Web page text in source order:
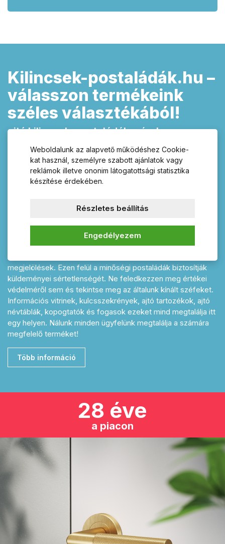
Kilincsek-postaládák.hu –
válasszon termékeink
széles választékából!
ajtó kilincsek, postaládák, zárak,
fogantyúk és lakatpántok
Kínálatunkban talál széles választékban megfelelő kilincset
műanyag kilincs hosszúcímes vagy rozettás kivitelben, nem
minden szükséges kiegészítőt és tartozékot a megálmodott
otthonához. Házát tökéletesen kiegészítik majd a különböző
megjelölések. Ezen felül a minőségi postaládák biztosítják
küldeményei sértetlenségét. Ne feledkezzen meg értékei
védelméről sem és tekintse meg az általunk kínált széfeket.
Információs vitrinek, kulcsszekrények, ajtó tartozékok, ajtó
névtáblák, kopogtatók és fogasok ezeket mind megtalálja itt
egy helyen. Nálunk minden ügyfelünk megtalálja a számára
megfelelő terméket!
Több információ
28 éve
a piacon
Weboldalunk az alapvető működéshez Cookie-
kat használ, személyre szabott ajánlatok vagy
reklámok illetve ononim látogatottsági statisztika
készítése érdekében.
Engedélyezem
Részletes beállítás